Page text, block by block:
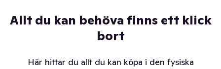
Allt du kan behöva finns ett klick
bort
Här hittar du allt du kan köpa i den fysiska